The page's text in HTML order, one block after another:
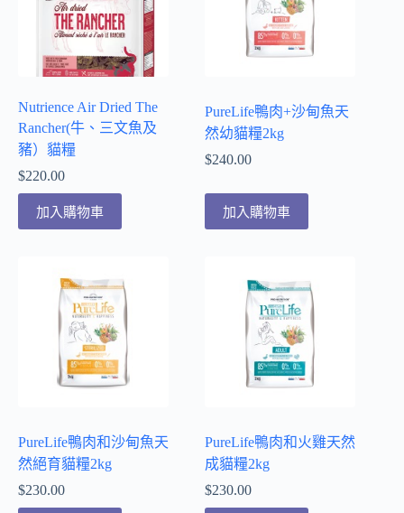
Nutrience Air Dried The
Rancher(牛、三文魚及
豬）貓糧
$220.00
加入購物車
PureLife鴨肉+沙甸魚天
然幼貓糧2kg
$240.00
加入購物車
PureLife鴨肉和沙甸魚天
然絕育貓糧2kg
$230.00
PureLife鴨肉和火雞天然
成貓糧2kg
$230.00